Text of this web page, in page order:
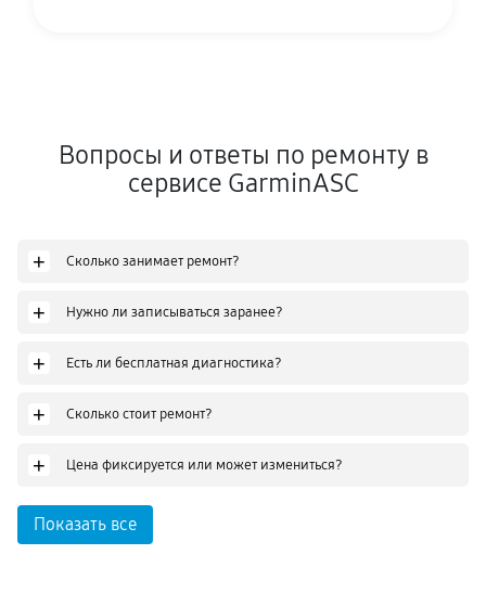
Вопросы и ответы по ремонту в
сервисе GarminASC
+ Сколько занимает ремонт?
+ Нужно ли записываться заранее?
+ Есть ли бесплатная диагностика?
+ Сколько стоит ремонт?
+ Цена фиксируется или может измениться?
Показать все